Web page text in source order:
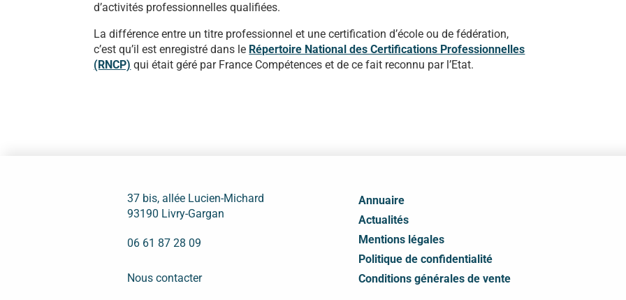
d’activités professionnelles qualifiées.
La différence entre un titre professionnel et une certification d’école ou de fédération,
c’est qu’il est enregistré dans le Répertoire National des Certifications Professionnelles
(RNCP) qui était géré par France Compétences et de ce fait reconnu par l’Etat.
37 bis, allée Lucien-Michard
93190 Livry-Gargan
06 61 87 28 09
Nous contacter
Annuaire
Actualités
Mentions légales
Politique de confidentialité
Conditions générales de vente